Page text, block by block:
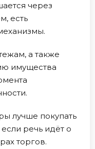
через
есть
а также
имущества
лучше покупать
речь идёт о
торгов.